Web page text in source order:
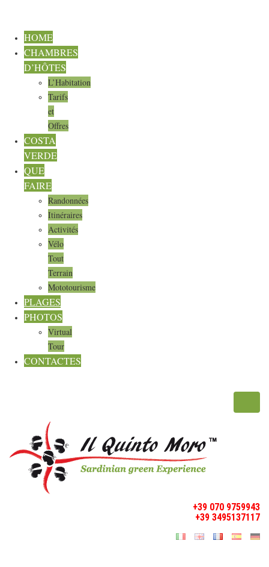
HOME
CHAMBRES
D’HÔTES
L’Habitation
Tarifs
et
Offres
COSTA
VERDE
QUE
FAIRE
Randonnées
Itinéraires
Activités
Vélo
Tout
Terrain
Mototourisme
PLAGES
PHOTOS
Virtual
Tour
CONTACTES
+39 070 9759943
+39 3495137117